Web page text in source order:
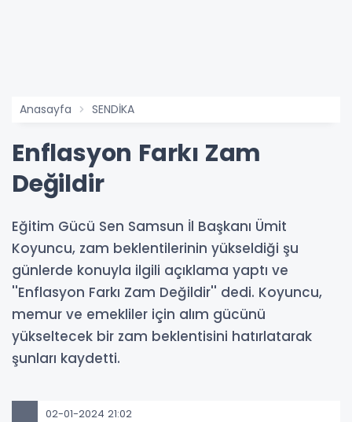
Anasayfa SENDİKA
Enflasyon Farkı Zam
Değildir
Eğitim Gücü Sen Samsun İl Başkanı Ümit
Koyuncu, zam beklentilerinin yükseldiği şu
günlerde konuyla ilgili açıklama yaptı ve
''Enflasyon Farkı Zam Değildir'' dedi. Koyuncu,
memur ve emekliler için alım gücünü
yükseltecek bir zam beklentisini hatırlatarak
şunları kaydetti.
02-01-2024 21:02